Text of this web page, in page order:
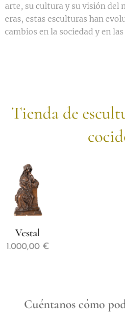
arte, su cultura y su visión del
eras, estas esculturas han
cambios en la sociedad y en
Tienda de
Vestal
1.000,00€
Cuéntanos cómo